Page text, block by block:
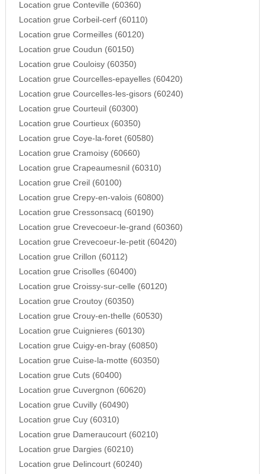
Location grue Conteville (60360)
Location grue Corbeil-cerf (60110)
Location grue Cormeilles (60120)
Location grue Coudun (60150)
Location grue Couloisy (60350)
Location grue Courcelles-epayelles (60420)
Location grue Courcelles-les-gisors (60240)
Location grue Courteuil (60300)
Location grue Courtieux (60350)
Location grue Coye-la-foret (60580)
Location grue Cramoisy (60660)
Location grue Crapeaumesnil (60310)
Location grue Creil (60100)
Location grue Crepy-en-valois (60800)
Location grue Cressonsacq (60190)
Location grue Crevecoeur-le-grand (60360)
Location grue Crevecoeur-le-petit (60420)
Location grue Crillon (60112)
Location grue Crisolles (60400)
Location grue Croissy-sur-celle (60120)
Location grue Croutoy (60350)
Location grue Crouy-en-thelle (60530)
Location grue Cuignieres (60130)
Location grue Cuigy-en-bray (60850)
Location grue Cuise-la-motte (60350)
Location grue Cuts (60400)
Location grue Cuvergnon (60620)
Location grue Cuvilly (60490)
Location grue Cuy (60310)
Location grue Dameraucourt (60210)
Location grue Dargies (60210)
Location grue Delincourt (60240)